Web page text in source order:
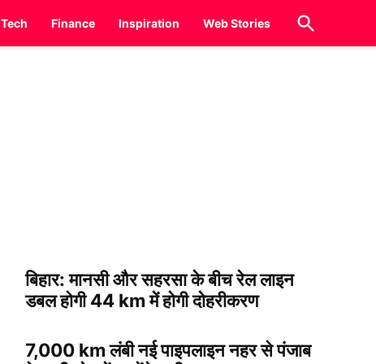
Tech Finance Inspiration Web Stories
Open
Search
बिहार: मानसी और सहरसा के बीच रेल लाइन
डबल होगी 44 km में होगी दोहरीकरण
7,000 km लंबी नई पाइपलाइन नहर से पंजाब